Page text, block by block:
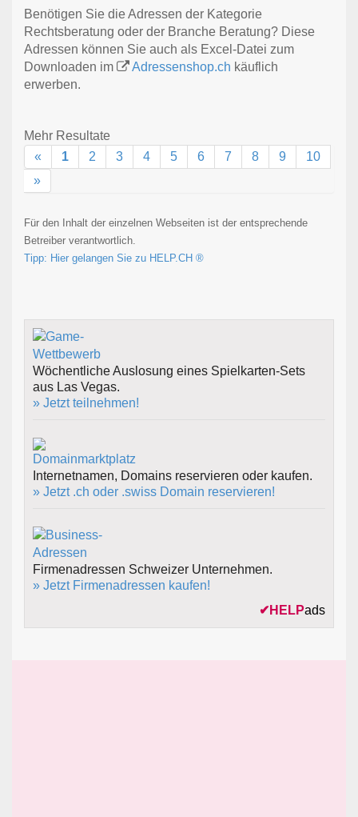
Benötigen Sie die Adressen der Kategorie
Rechtsberatung oder der Branche Beratung? Diese
Adressen können Sie auch als Excel-Datei zum
Downloaden im
Adressenshop.ch käuflich
erwerben.
Mehr Resultate
«
1 2 3 4 5 6 7 8 9
10
»
Für den Inhalt der einzelnen Webseiten ist der entsprechende
Betreiber verantwortlich.
Tipp: Hier gelangen Sie zu HELP.CH ®
Wöchentliche Auslosung eines Spielkarten-Sets
aus Las Vegas.
» Jetzt teilnehmen!
Internetnamen, Domains reservieren oder kaufen.
» Jetzt .ch oder .swiss Domain reservieren!
Firmenadressen Schweizer Unternehmen.
» Jetzt Firmenadressen kaufen!
✔ HELPads